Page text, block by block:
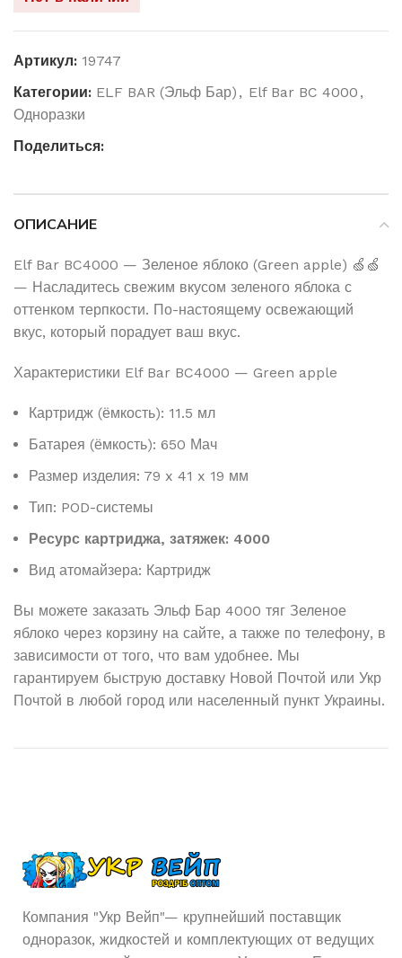
Артикул: 19747
Категории: ELF BAR (Эльф Бар) , Elf Bar BC 4000 ,
Одноразки
Поделиться:
ОПИСАНИЕ
Elf Bar BC4000 — Зеленое яблоко (Green apple) 🍏🍏
— Насладитесь свежим вкусом зеленого яблока с
оттенком терпкости. По-настоящему освежающий
вкус, который порадует ваш вкус.
Характеристики Elf Bar BC4000 — Green apple
Картридж (ёмкость): 11.5 мл
Батарея (ёмкость): 650 Мач
Размер изделия: 79 x 41 x 19 мм
Тип: POD-системы
Ресурс картриджа, затяжек: 4000
Вид атомайзера: Картридж
Вы можете заказать Эльф Бар 4000 тяг Зеленое
яблоко через корзину на сайте, а также по телефону, в
зависимости от того, что вам удобнее. Мы
гарантируем быструю доставку Новой Почтой или Укр
Почтой в любой город или населенный пункт Украины.
Компания "Укр Вейп"— крупнейший поставщик
одноразок, жидкостей и комплектующих от ведущих